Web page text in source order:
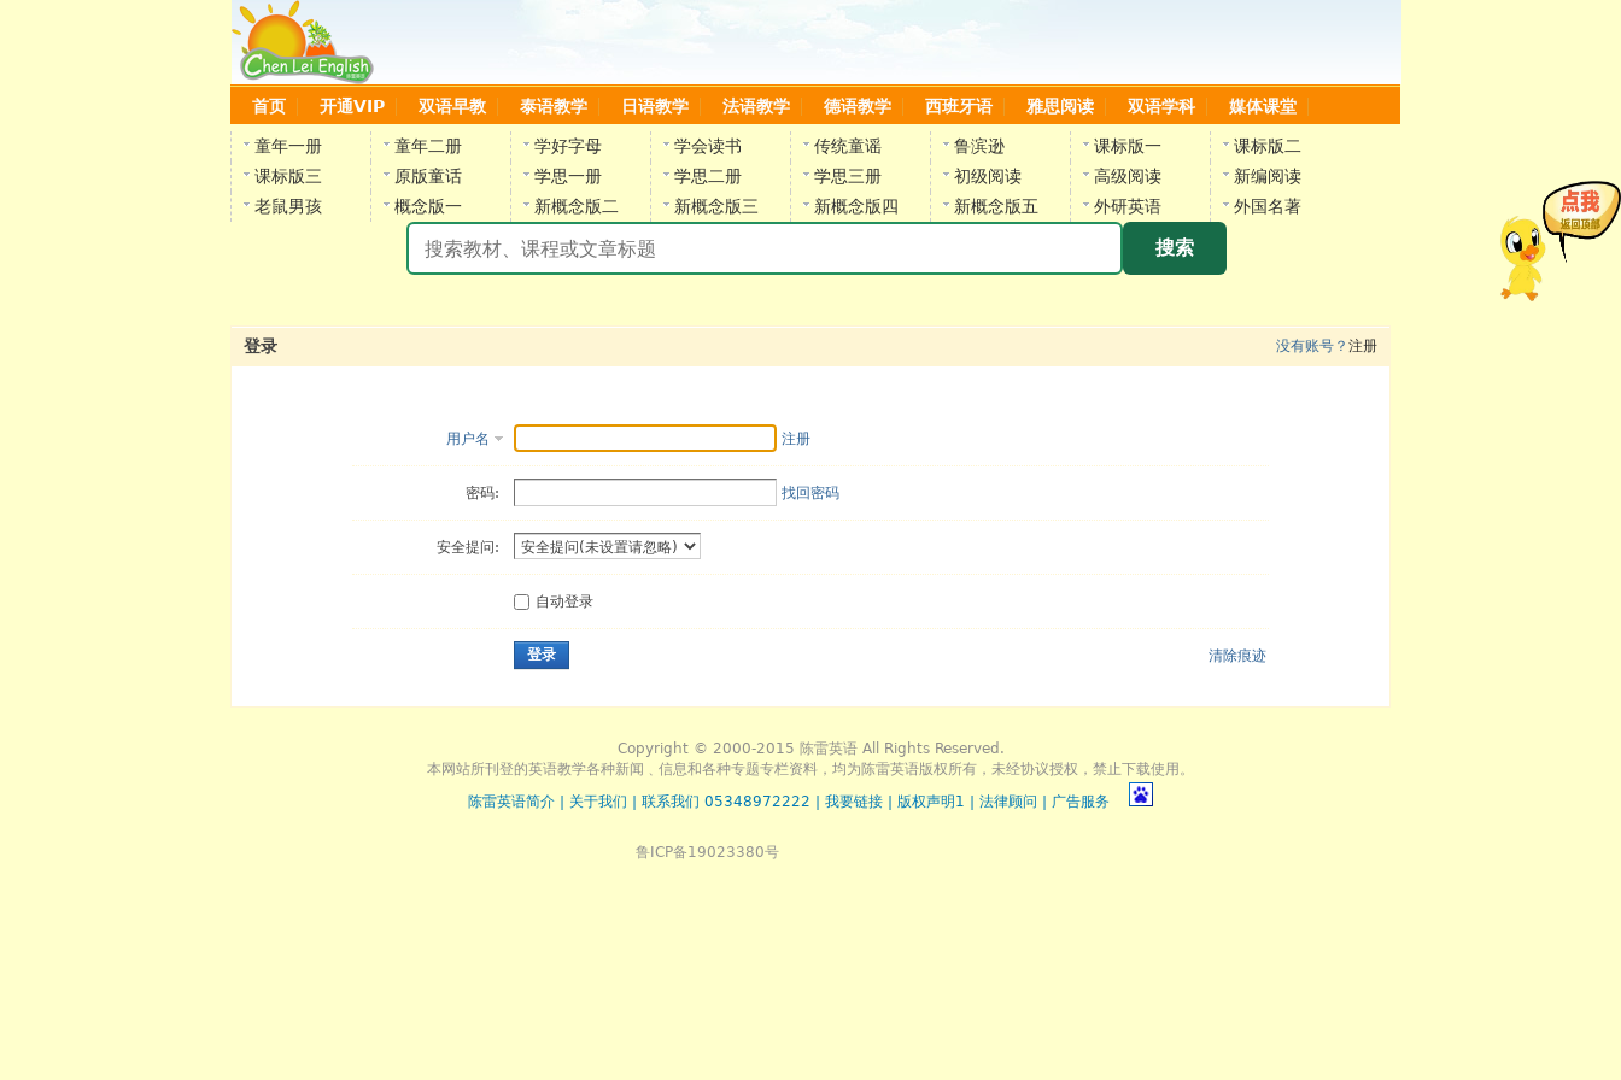
首页 开通VIP 双语早教 泰语教学 日语教学 法语教学 德语教学 西班牙语 雅思阅读 双语学科 媒体课堂
童年一册 童年二册 学好字母 学会读书 传统童谣 鲁滨逊 课标版一
课标版二
课标版三
原版童话 学思一册 学思二册 学思三册 初级阅读 高级阅读
新编阅读
老鼠男孩
概念版一 新概念版二 新概念版三 新概念版四 新概念版五 外研英语 外国名著
搜索
陈雷英语副网站 没有账号？ 注册
登录
用户名 注册
密码: 找回密码
安全提问:
自动登录
登录 清除痕迹
Copyright © 2000-2015 陈雷英语 All Rights Reserved.
本网站所刊登的英语教学各种新闻﹑信息和各种专题专栏资料，均为陈雷英语版权所有，未经协议授权，禁止下载使用。
陈雷英语简介
关于我们 联系我们 05348972222 我要链接 版权声明1 法律顾问 广告服务
鲁ICP备19023380号